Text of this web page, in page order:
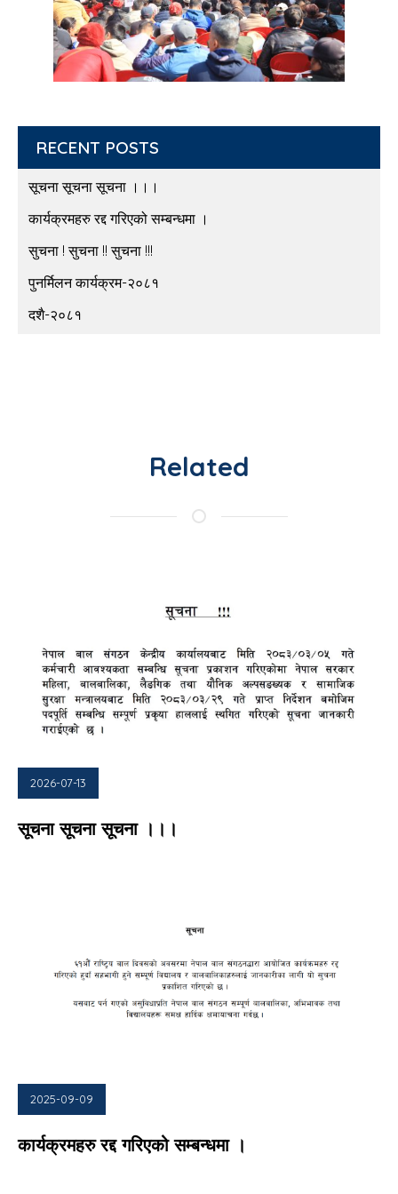
RECENT POSTS
सूचना सूचना सूचना ।।।
कार्यक्रमहरु रद्द गरिएको सम्बन्धमा ।
सुचना ! सुचना !! सुचना !!!
पुनर्मिलन कार्यक्रम-२०८१
दशै-२०८१
Related
2026-07-13
सूचना सूचना सूचना ।।।
2025-09-09
कार्यक्रमहरु रद्द गरिएको सम्बन्धमा ।